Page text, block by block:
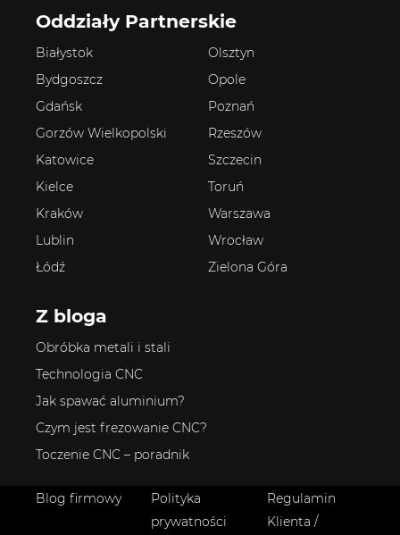
Oddziały Partnerskie
Białystok
Bydgoszcz
Gdańsk
Gorzów Wielkopolski
Katowice
Kielce
Kraków
Lublin
Łódź
Olsztyn
Opole
Poznań
Rzeszów
Szczecin
Toruń
Warszawa
Wrocław
Zielona Góra
Z bloga
Obróbka metali i stali
Technologia CNC
Jak spawać aluminium?
Czym jest frezowanie CNC?
Toczenie CNC – poradnik
Blog firmowy
Polityka
prywatności
Regulamin
Klienta /